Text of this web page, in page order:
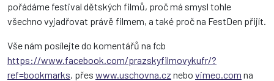
pořádáme festival dětských filmů, proč má smysl tohle
všechno vyjadřovat právě filmem, a také proč na FestDen přijít.
Vše nám posílejte do komentářů na fcb
https://www.facebook.com/prazskyfilmovykufr/?
ref=bookmarks, přes www.uschovna.cz nebo vimeo.com na